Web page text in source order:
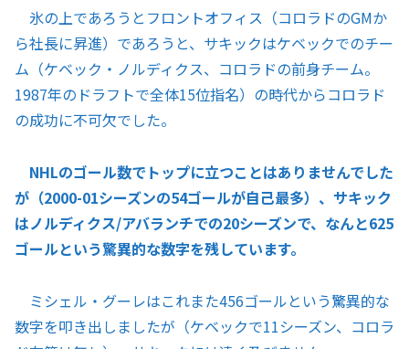
氷の上であろうとフロントオフィス（コロラドのGMか
ら社長に昇進）であろうと、サキックはケベックでのチー
ム（ケベック・ノルディクス、コロラドの前身チーム。
1987年のドラフトで全体15位指名）の時代からコロラド
の成功に不可欠でした。
NHLのゴール数でトップに立つことはありませんでした
が（2000-01シーズンの54ゴールが自己最多）、サキック
はノルディクス/アバランチでの20シーズンで、なんと625
ゴールという驚異的な数字を残しています。
ミシェル・グーレはこれまた456ゴールという驚異的な
数字を叩き出しましたが（ケベックで11シーズン、コロラ